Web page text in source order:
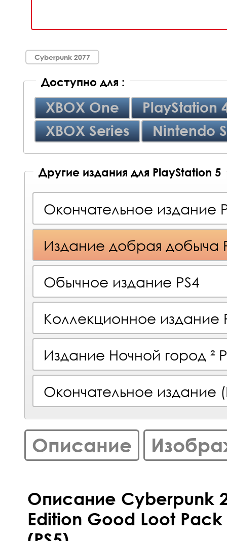
Cyberpunk 2077
Доступно для :
XBOX One
PlayStation
XBOX Series
Nintendo
Другие издания для PlayStation 5
Окончательное издание
Издание добрая добыча
Обычное издание PS4
Коллекционное издание
Издание Ночной город ²
Окончательное издание
Описание
Описание Cyberpunk
Edition Good Loot